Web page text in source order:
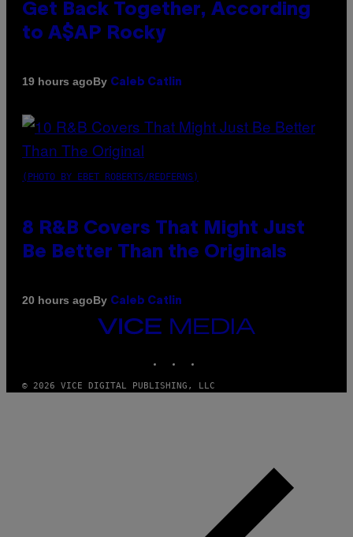
Get Back Together, According
to A$AP Rocky
19 hours agoBy Caleb Catlin
(PHOTO BY EBET ROBERTS/REDFERNS)
8 R&B Covers That Might Just
Be Better Than the Originals
20 hours agoBy Caleb Catlin
VICE
MEDIA
© 2026 VICE DIGITAL PUBLISHING, LLC